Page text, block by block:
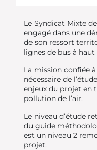
Le Syndicat Mixte
engagé dans une
de son ressort
lignes de bus à
La mission confiée
nécessaire de
enjeux du projet en
pollution de l’air.
Le niveau d’étude
du guide
est un niveau 2
projet.